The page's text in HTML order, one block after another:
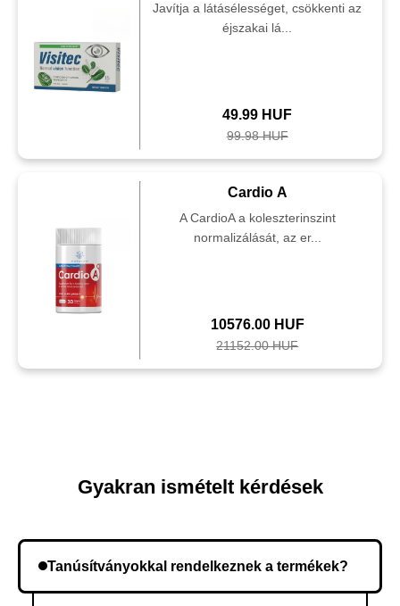
Javítja a látásélességet, csökkenti az
éjszakai lá...
49.99 HUF
99.98 HUF
Cardio A
A CardioA a koleszterinszint
normalizálását, az er...
10576.00 HUF
21152.00 HUF
Gyakran ismételt kérdések
Tanúsítványokkal rendelkeznek a termékek?